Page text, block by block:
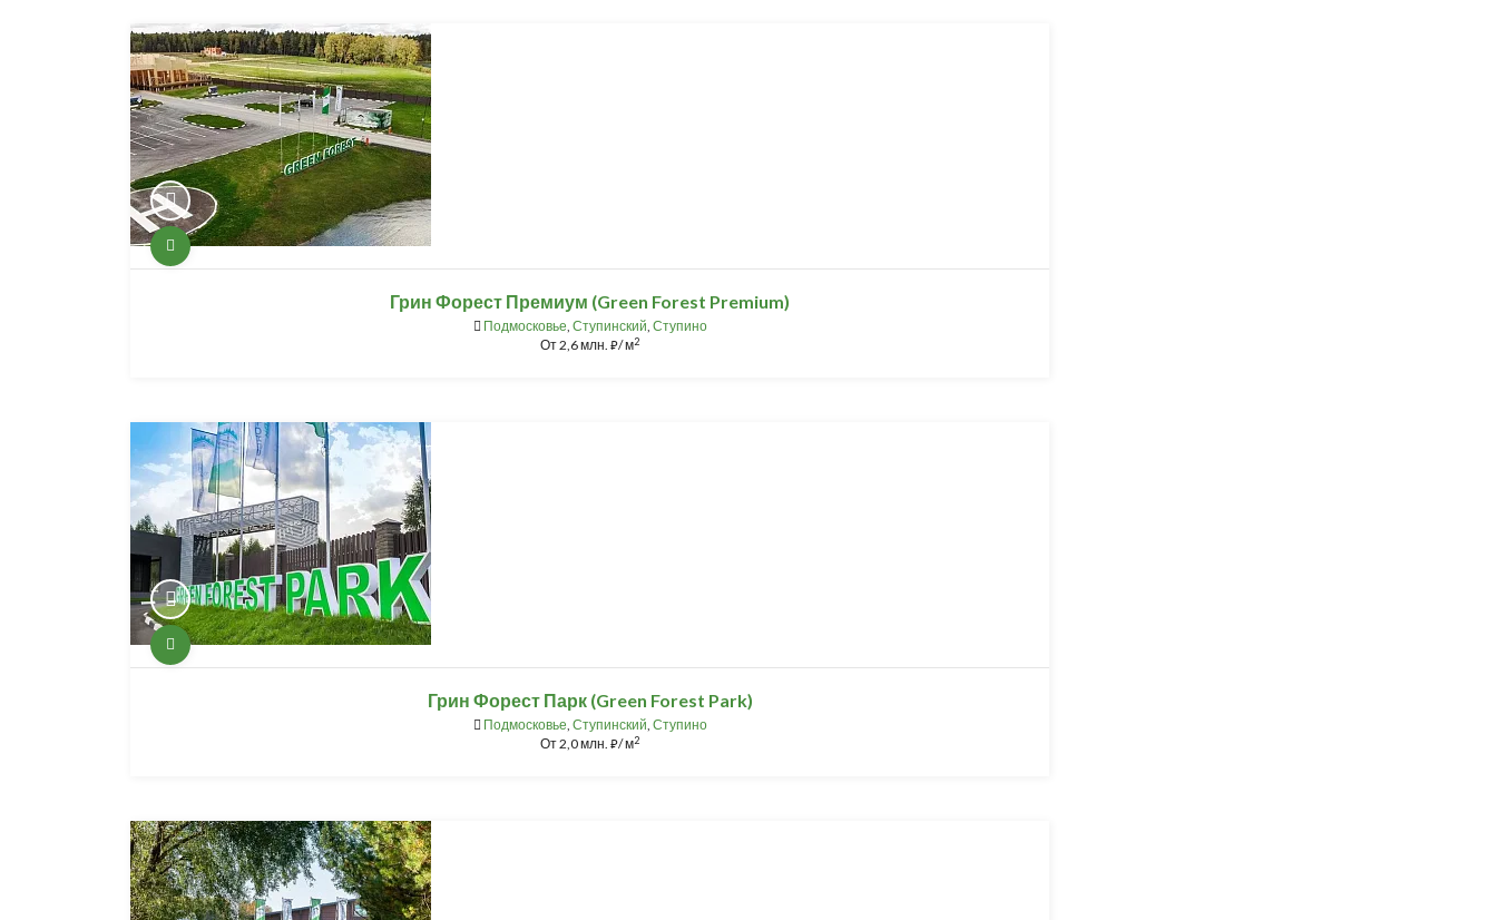
Грин Форест Премиум (Green Forest Premium)
Подмосковье, Ступинский, Ступино
От2,6 млн. ⃏/ м2
Грин Форест Парк (Green Forest Park)
Подмосковье, Ступинский, Ступино
От2,0 млн. ⃏/ м2